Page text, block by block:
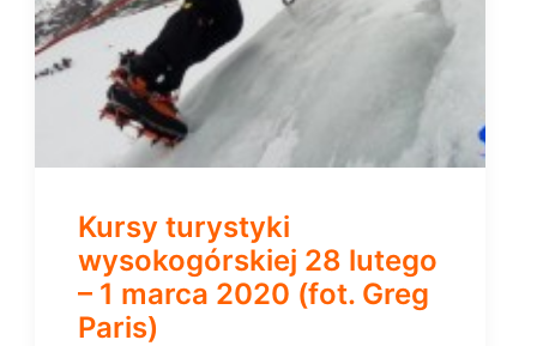
Kursy turystyki
wysokogórskiej 28 lutego
– 1 marca 2020 (fot. Greg
Paris)